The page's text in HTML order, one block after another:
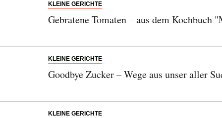
KLEINE GERICHTE
Gebratene Tomaten – aus dem Kochbuch
KLEINE GERICHTE
Goodbye Zucker – Wege aus unser aller
KLEINE GERICHTE